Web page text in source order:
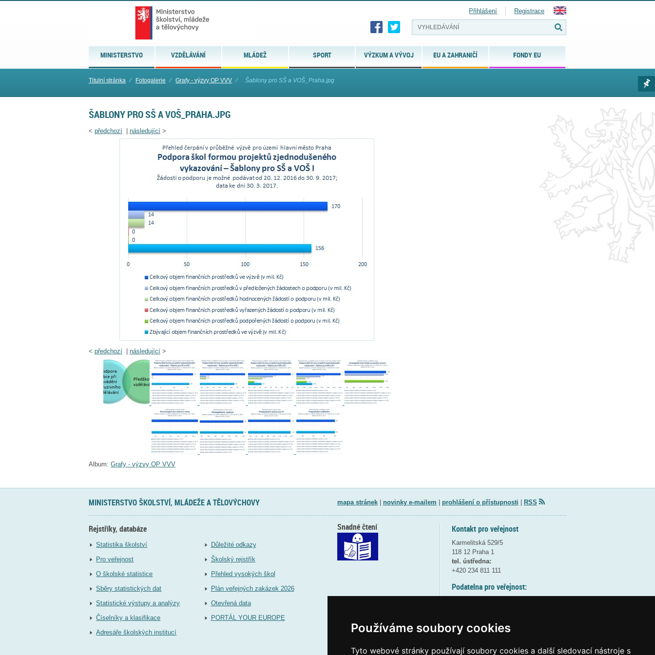
Používáme soubory cookies
Tyto webové stránky používají soubory cookies a další sledovací nástroje s
MINISTERSTVO VZDĚLÁVÁNÍ MLÁDEŽ SPORT VÝZKUM A VÝVOJ EU A ZAHRANIČÍ FONDY EU
Přihlášení Registrace
Titulní stránka ⁄ Fotogalerie ⁄ Grafy - výzvy OP VVV ⁄ Šablony pro SŠ a VOŠ_Praha.jpg
ŠABLONY PRO SŠ A VOŠ_PRAHA.JPG
< předchozí následující >
< předchozí následující >
Album: Grafy - výzvy OP VVV
MINISTERSTVO ŠKOLSTVÍ, MLÁDEŽE A TĚLOVÝCHOVY mapa stránek| novinky e-mailem prohlášení o přístupnosti RSS
Rejstříky, databáze
Statistika školství
Pro veřejnost
O školské statistice
Sběry statistických dat
Statistické výstupy a analýzy
Číselníky a klasifikace
Adresáře školských institucí
Důležité odkazy
Školský rejstřík
Přehled vysokých škol
Plán veřejných zakázek 2026
Otevřená data
PORTÁL YOUR EUROPE
Kontakt pro veřejnost
Karmelitská 529/5
118 12 Praha 1
tel. ústředna:
+420 234 811 111
Podatelna pro veřejnost:
(více informací
Snadné čtení